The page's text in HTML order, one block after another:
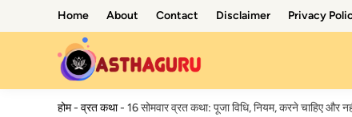
Home About Contact Disclaimer Privacy
होम- व्रत कथा- 16 सोमवार व्रत कथा: पूजा विधि, नियम, करने चाहिए और